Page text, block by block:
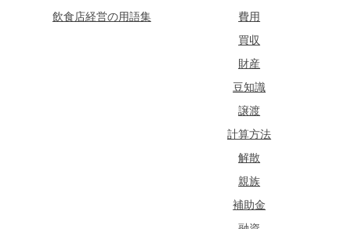
飲食店経営の用語集
費用
買収
財産
豆知識
譲渡
計算方法
解散
親族
補助金